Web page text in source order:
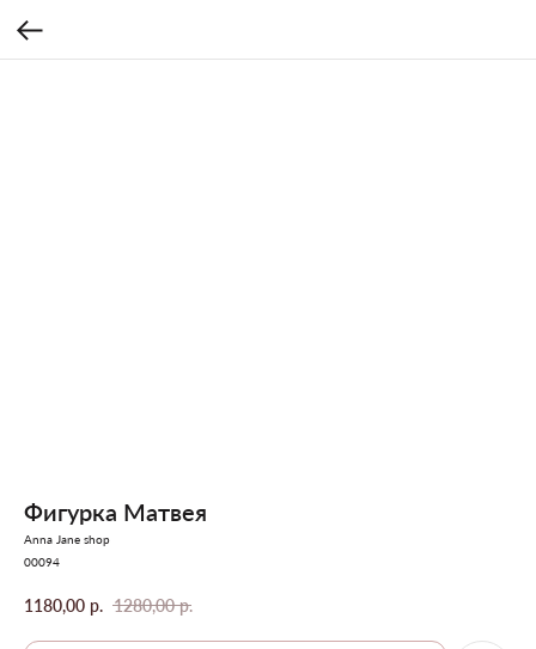
Фигурка Матвея
Anna Jane shop
00094
1180,00 р. 1280,00 р.